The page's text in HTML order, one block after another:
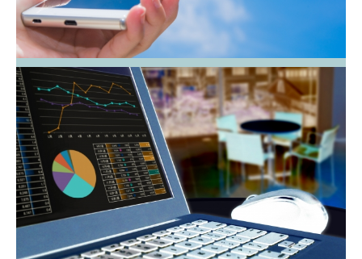
WEBサイト企画・制作